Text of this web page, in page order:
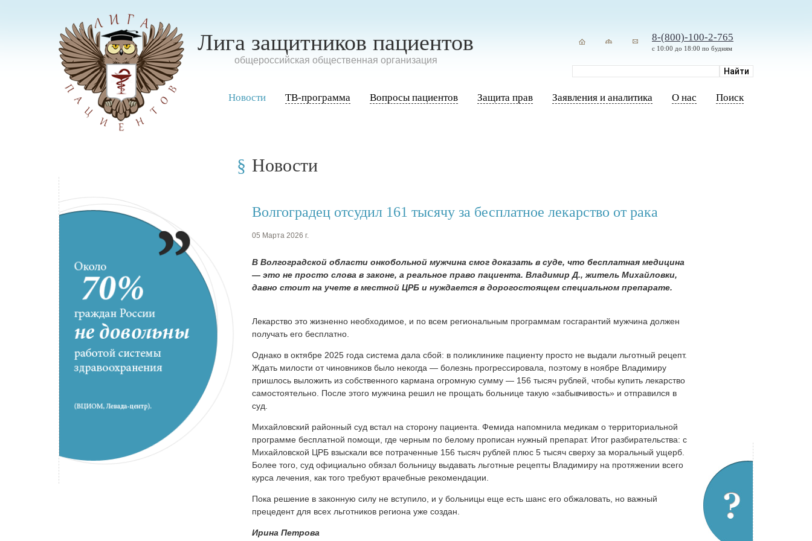
Лига защитников пациентов
oбщероссийская общественная организация
8-(800)-100-2-765
с 10:00 до 18:00 по будням
Новости ТВ-программа Вопросы пациентов Защита прав Заявления и аналитика О нас Поиск
Новости
Волгоградец отсудил 161 тысячу за бесплатное лекарство от рака
05 Марта 2026 г.
В Волгоградской области онкобольной мужчина смог доказать в суде, что бесплатная медицина
— это не просто слова в законе, а реальное право пациента. Владимир Д., житель Михайловки,
давно стоит на учете в местной ЦРБ и нуждается в дорогостоящем специальном препарате.
Лекарство это жизненно необходимое, и по всем региональным программам госгарантий мужчина должен
получать его бесплатно.
Однако в октябре 2025 года система дала сбой: в поликлинике пациенту просто не выдали льготный рецепт.
Ждать милости от чиновников было некогда — болезнь прогрессировала, поэтому в ноябре Владимиру
пришлось выложить из собственного кармана огромную сумму — 156 тысяч рублей, чтобы купить лекарство
самостоятельно. После этого мужчина решил не прощать больнице такую «забывчивость» и отправился в
суд.
Михайловский районный суд встал на сторону пациента. Фемида напомнила медикам о территориальной
программе бесплатной помощи, где черным по белому прописан нужный препарат. Итог разбирательства: с
Михайловской ЦРБ взыскали все потраченные 156 тысяч рублей плюс 5 тысяч сверху за моральный ущерб.
Более того, суд официально обязал больницу выдавать льготные рецепты Владимиру на протяжении всего
курса лечения, как того требуют врачебные рекомендации.
Пока решение в законную силу не вступило, и у больницы еще есть шанс его обжаловать, но важный
прецедент для всех льготников региона уже создан.
Ирина Петрова